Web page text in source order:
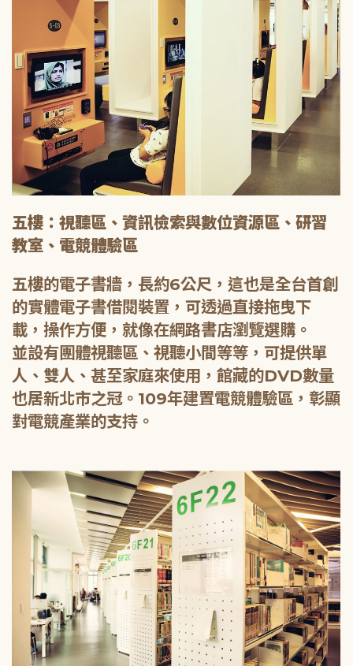
五樓：視聽區、資訊檢索與數位資源區、研習
教室、電競體驗區
五樓的電子書牆，長約6公尺，這也是全台首創
的實體電子書借閱裝置，可透過直接拖曳下
載，操作方便，就像在網路書店瀏覽選購。
並設有團體視聽區、視聽小間等等，可提供單
人、雙人、甚至家庭來使用，館藏的DVD數量
也居新北市之冠。109年建置電競體驗區，彰顯
對電競產業的支持。